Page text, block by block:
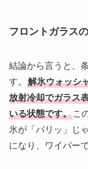
フロントガラス
結論から言うと、
す。 解氷ウォッシ
放射冷却でガラス
いる状態です。こ
氷が「パリッ」じ
になり、ワイパー